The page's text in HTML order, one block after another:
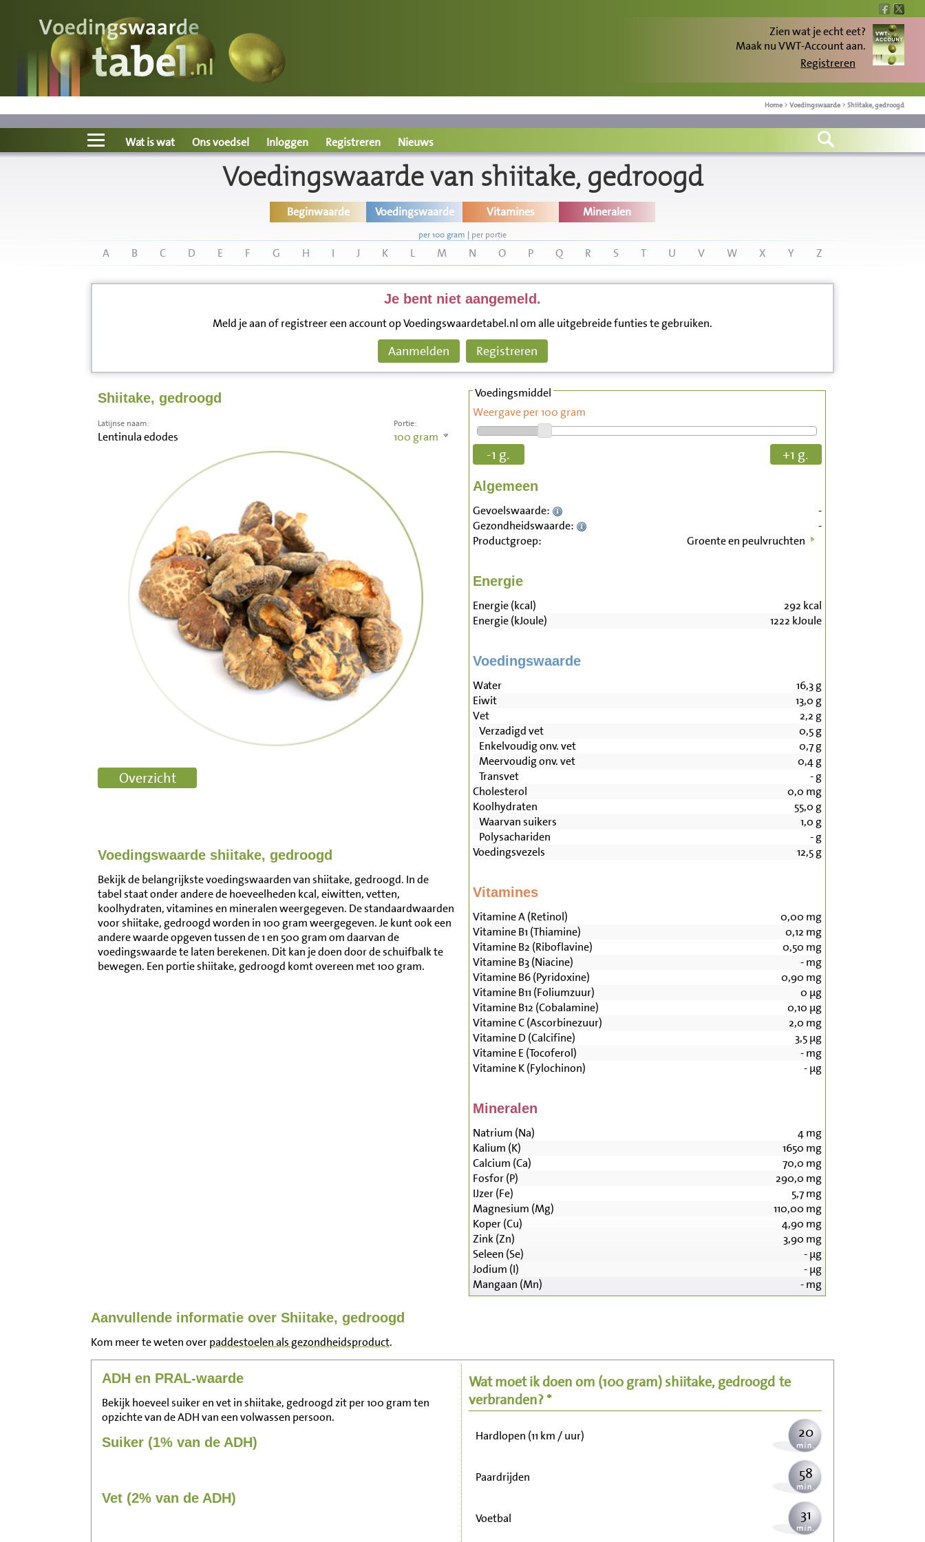
Zien wat je echt eet?
Maak nu VWT-Account aan.
Registreren
Home > Voedingswaarde > Shiitake, gedroogd
Voedingswaarde
Wat is wat?
Ons voedsel
Wat is wat Ons voedsel Inloggen Registreren Nieuws
Voedingswaarde van shiitake, gedroogd
Beginwaarde Voedingswaarde Vitamines Mineralen
per 100 gram | per portie
A B C D E F G H I J K L M N O P Q R S T U V W X Y Z
Je bent niet aangemeld.
Meld je aan of registreer een account op Voedingswaardetabel.nl om alle uitgebreide funties te gebruiken.
Aanmelden Registreren
Shiitake, gedroogd
Portie:
100 gram
Latijnse naam:
Lentinula edodes
Voedingswaarde shiitake, gedroogd
Bekijk de belangrijkste voedingswaarden van shiitake, gedroogd. In de
tabel staat onder andere de hoeveelheden kcal, eiwitten, vetten,
koolhydraten, vitamines en mineralen weergegeven. De standaardwaarden
voor shiitake, gedroogd worden in 100 gram weergegeven. Je kunt ook een
andere waarde opgeven tussen de 1 en 500 gram om daarvan de
voedingswaarde te laten berekenen. Dit kan je doen door de schuifbalk te
bewegen. Een portie shiitake, gedroogd komt overeen met 100 gram.
Voedingsmiddel
Weergave per 100 gram
-1 g. +1 g.
Algemeen
Gevoelswaarde:
-
Gezondheidswaarde:
-
Productgroep:
Groente en peulvruchten
Energie
Energie (kcal) 292 kcal
Energie (kJoule)
1222 kJoule
Voedingswaarde
Water 16,3g
Eiwit
13,0 g
Vet
2,2 g
Verzadigd vet
0,5g
Enkelvoudig onv. vet
0,7g
Meervoudig onv. vet
0,4g
Transvet
-g
Cholesterol
0,0 mg
Koolhydraten
55,0 g
Waarvan suikers
1,0 g
Polysachariden
-g
Voedingsvezels
12,5g
Vitamines
Vitamine A (Retinol) 0,00 mg
Vitamine B1 (Thiamine)
0,12 mg
Vitamine B2 (Riboflavine)
0,50 mg
Vitamine B3 (Niacine)
-mg
Vitamine B6 (Pyridoxine)
0,90 mg
Vitamine B11 (Foliumzuur)
0 µg
Vitamine B12 (Cobalamine)
0,10 µg
Vitamine C (Ascorbinezuur)
2,0 mg
Vitamine D (Calcifine)
3,5µg
Vitamine E (Tocoferol)
-mg
Vitamine K (Fylochinon)
-µg
Mineralen
Natrium (Na) 4mg
Kalium (K)
1650 mg
Calcium (Ca)
70,0 mg
Fosfor (P)
290,0 mg
IJzer (Fe)
5,7mg
Magnesium (Mg)
110,00 mg
Koper (Cu)
4,90 mg
Zink (Zn)
3,90 mg
Seleen (Se)
-µg
Jodium (I)
-µg
Mangaan (Mn)
-mg
Aanvullende informatie over Shiitake, gedroogd
Kom meer te weten overpaddestoelen als gezondheidsproduct.
ADH en PRAL-waarde
Bekijk hoeveel suiker en vet in shiitake, gedroogd zit per 100 gram ten
opzichte van de ADH van een volwassen persoon.
Suiker (1% van de ADH)
Vet (2% van de ADH)
Wat moet ik doen om (100 gram)shiitake, gedroogd te
verbranden? *
Wandelen (5 km/uur)
Hardlopen (11 km / uur) 20
Paardrijden 58
Voetbal 31